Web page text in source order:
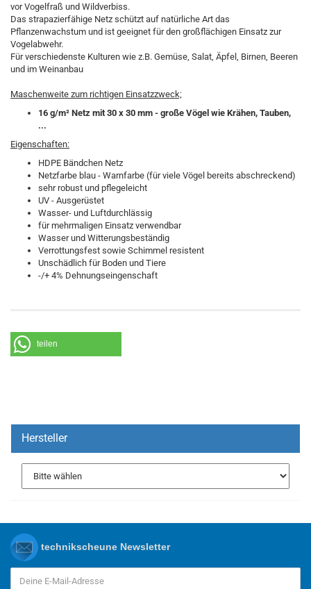
vor Vogelfraß und Wildverbiss.
Das strapazierfähige Netz schützt auf natürliche Art das
Pflanzenwachstum und ist geeignet für den großflächigen Einsatz zur
Vogelabwehr.
Für verschiedenste Kulturen wie z.B. Gemüse, Salat, Äpfel, Birnen, Beeren
und im Weinanbau
Maschenweite zum richtigen Einsatzzweck;
16 g/m² Netz mit 30 x 30 mm - große Vögel wie Krähen, Tauben,
...
Eigenschaften:
HDPE Bändchen Netz
Netzfarbe blau - Warnfarbe (für viele Vögel bereits abschreckend)
sehr robust und pflegeleicht
UV - Ausgerüstet
Wasser- und Luftdurchlässig
für mehrmaligen Einsatz verwendbar
Wasser und Witterungsbeständig
Verrottungsfest sowie Schimmel resistent
Unschädlich für Boden und Tiere
-/+ 4% Dehnungseingenschaft
teilen
Hersteller
technikscheune Newsletter